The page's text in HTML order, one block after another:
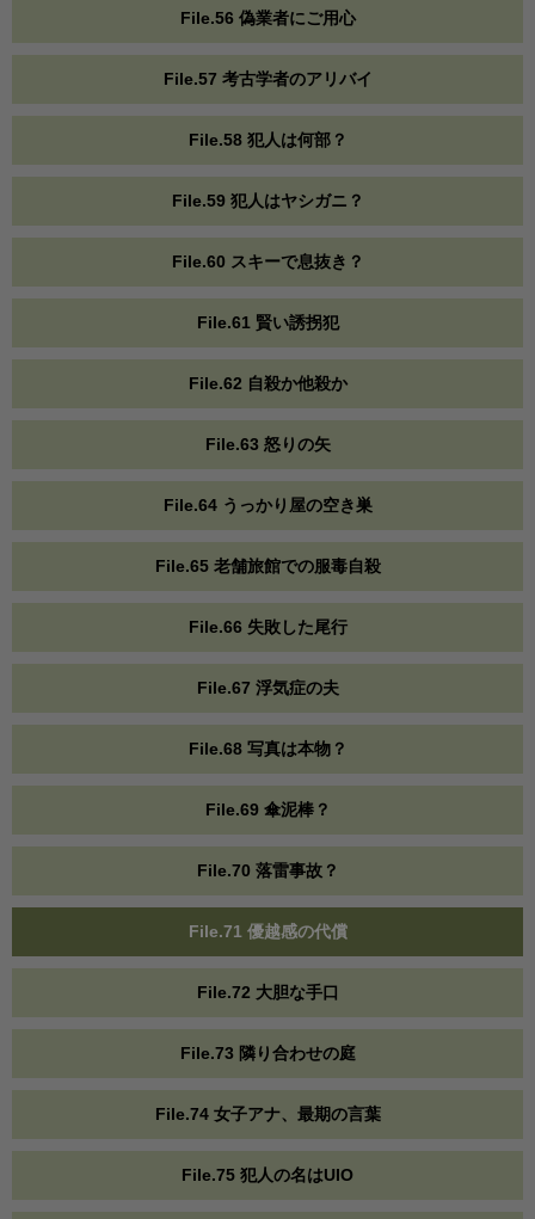
File.56 偽業者にご用心
File.57 考古学者のアリバイ
File.58 犯人は何部？
File.59 犯人はヤシガニ？
File.60 スキーで息抜き？
File.61 賢い誘拐犯
File.62 自殺か他殺か
File.63 怒りの矢
File.64 うっかり屋の空き巣
File.65 老舗旅館での服毒自殺
File.66 失敗した尾行
File.67 浮気症の夫
File.68 写真は本物？
File.69 傘泥棒？
File.70 落雷事故？
File.71 優越感の代償
File.72 大胆な手口
File.73 隣り合わせの庭
File.74 女子アナ、最期の言葉
File.75 犯人の名はUIO